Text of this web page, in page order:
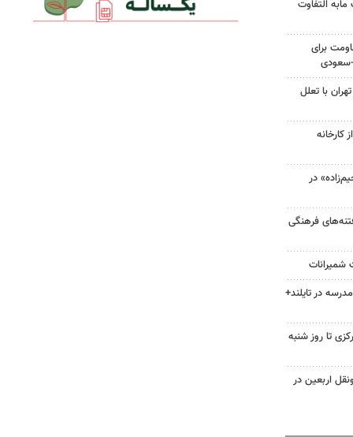
التفاوت
برای
سعودی
با تعلل
کارخانه
در
فرهنگی
شمیرانات
در تایلند+
تا روز شنبه
اربعین در